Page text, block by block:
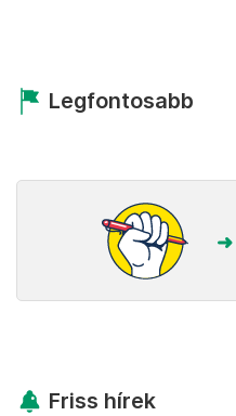
Legfontosabb
Friss hírek